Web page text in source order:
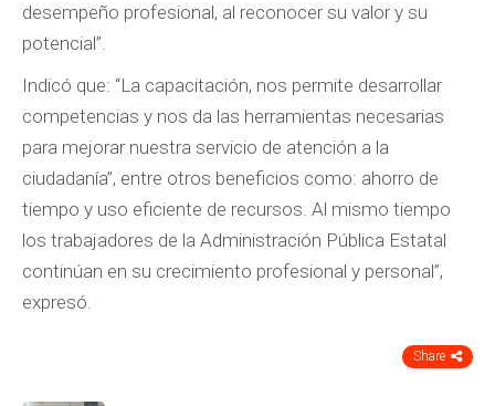
desempeño profesional, al reconocer su valor y su
potencial”.
Indicó que: “La capacitación, nos permite desarrollar
competencias y nos da las herramientas necesarias
para mejorar nuestra servicio de atención a la
ciudadanía”, entre otros beneficios como: ahorro de
tiempo y uso eficiente de recursos. Al mismo tiempo
los trabajadores de la Administración Pública Estatal
continúan en su crecimiento profesional y personal”,
expresó.
Share